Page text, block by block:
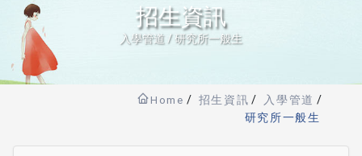
招生資訊
入學管道 / 研究所一般生
Home 招生資訊
入學管道
研究所一般生